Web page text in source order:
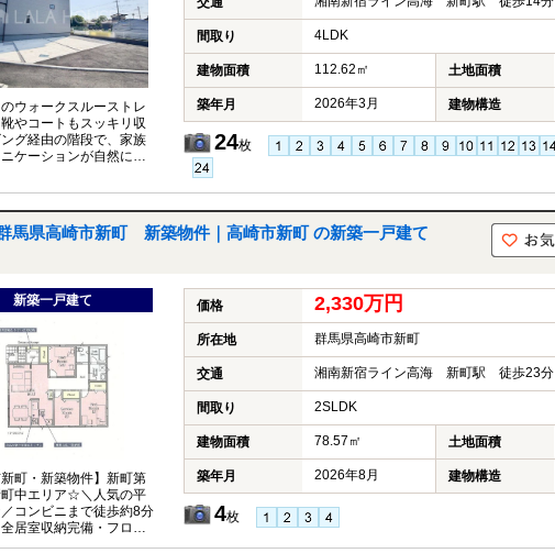
ウォークスルーストレ
やコートもスッキリ収
グ経由の階段で、家族
ケーションが自然に生
間取り 4LDK
建物面積 112.62㎡ 土地面積
築年月 2026年3月 建物構造
24枚
馬県高崎市新町 新築物件｜高崎市新町 の新築一戸建て
新築一戸建て
新町・新築物件】新町第
中エリア☆＼人気の平
コンビニまで徒歩約8分
居室収納完備・フロー
☆駐車場1台駐車可能で
価格 2,330万円
所在地 群馬県高崎市新町
交通 湘南新宿ライン高海 新町駅 徒歩23分
間取り 2SLDK
建物面積 78.57㎡ 土地面積
築年月 2026年8月 建物構造
4枚